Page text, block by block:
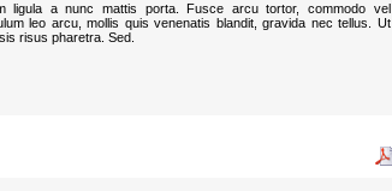
ligula a nunc mattis porta. Fusce arcu tortor, commodo vel
leo arcu, mollis quis venenatis blandit, gravida nec tellus. Ut
risus pharetra. Sed.